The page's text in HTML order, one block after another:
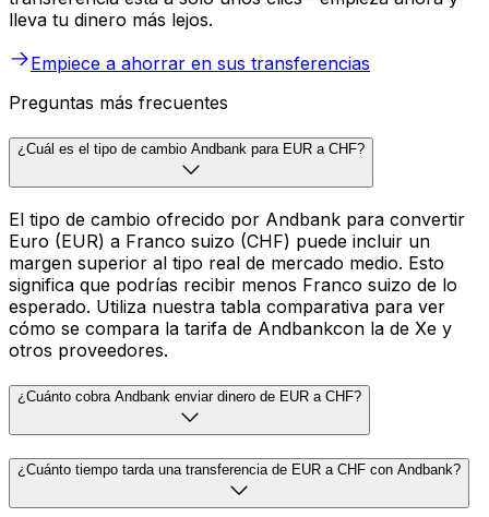
lleva tu dinero más lejos.
Empiece a ahorrar en sus transferencias
Preguntas más frecuentes
¿Cuál es el tipo de cambio Andbank para EUR a CHF?
El tipo de cambio ofrecido por Andbank para convertir
Euro (EUR) a Franco suizo (CHF) puede incluir un
margen superior al tipo real de mercado medio. Esto
significa que podrías recibir menos Franco suizo de lo
esperado. Utiliza nuestra tabla comparativa para ver
cómo se compara la tarifa de Andbankcon la de Xe y
otros proveedores.
¿Cuánto cobra Andbank enviar dinero de EUR a CHF?
¿Cuánto tiempo tarda una transferencia de EUR a CHF con Andbank?